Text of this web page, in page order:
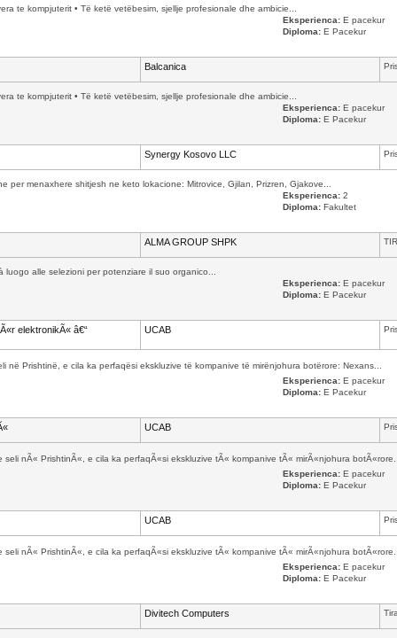
te kompjuterit • Të ketë vetëbesim, sjellje profesionale dhe ambicie...
Eksperienca: E pacekur
Diploma: E Pacekur
Balcanica
te kompjuterit • Të ketë vetëbesim, sjellje profesionale dhe ambicie...
Eksperienca: E pacekur
Diploma: E Pacekur
Synergy Kosovo LLC
per menaxhere shitjesh ne keto lokacione: Mitrovice, Gjilan, Prizren, Gjakove...
Eksperienca: 2
Diploma: Fakultet
ALMA GROUP SHPK
alle selezioni per potenziare il suo organico...
Eksperienca: E pacekur
Diploma: E Pacekur
elektronikÃ« â€“ UCAB
në Prishtinë, e cila ka perfaqësi ekskluzive të kompanive të mirënjohura botërore: Nexans...
Eksperienca: E pacekur
Diploma: E Pacekur
UCAB
seli nÃ« PrishtinÃ«, e cila ka perfaqÃ«si ekskluzive tÃ« kompanive tÃ« mirÃ«njohura
Eksperienca: E pacekur
Diploma: E Pacekur
UCAB
seli nÃ« PrishtinÃ«, e cila ka perfaqÃ«si ekskluzive tÃ« kompanive tÃ« mirÃ«njohura
Eksperienca: E pacekur
Diploma: E Pacekur
Divitech Computers